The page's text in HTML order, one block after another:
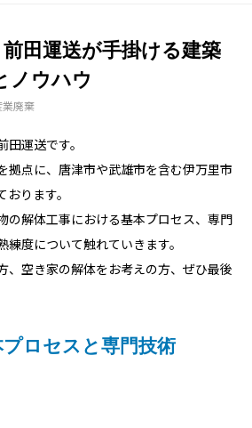
田運送が手掛ける建築
ノウハウ
廃棄
運送です。
拠点に、唐津市や武雄市を含む伊万里市
ります。
の解体工事における基本プロセス、専門
度について触れていきます。
、空き家の解体をお考えの方、ぜひ最後
ロセスと専門技術